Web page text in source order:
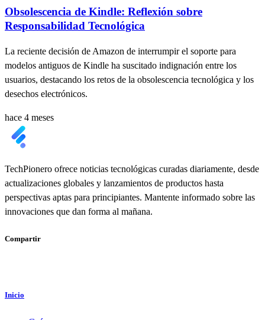
Obsolescencia de Kindle: Reflexión sobre
Responsabilidad Tecnológica
La reciente decisión de Amazon de interrumpir el soporte para
modelos antiguos de Kindle ha suscitado indignación entre los
usuarios, destacando los retos de la obsolescencia tecnológica y los
desechos electrónicos.
hace 4 meses
TechPionero ofrece noticias tecnológicas curadas diariamente, desde
actualizaciones globales y lanzamientos de productos hasta
perspectivas aptas para principiantes. Mantente informado sobre las
innovaciones que dan forma al mañana.
Compartir
Inicio